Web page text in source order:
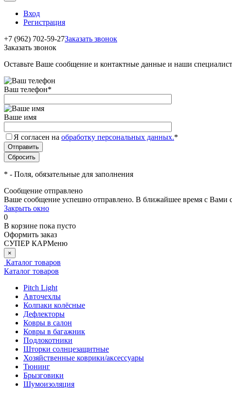
Вход
Регистрация
+7 (962) 702-59-27Заказать звонок
Заказать звонок
Оставьте Ваше сообщение и контактные данные и наши
Ваш телефон*
Ваше имя
Я согласен на обработку персональных данных.*
* - Поля, обязательные для заполнения
Сообщение отправлено
Ваше сообщение успешно отправлено. В ближайшее время с Вами
Закрыть окно
0
В корзине пока пусто
Оформить заказ
СУПЕР КАРМеню
×
Каталог товаров
Каталог товаров
Pitch Light
Авточехлы
Колпаки колёсные
Дефлекторы
Ковры в салон
Ковры в багажник
Подлокотники
Шторки солнцезащитные
Хозяйственные коврики/аксессуары
Тюнинг
Брызговики
Шумоизоляция